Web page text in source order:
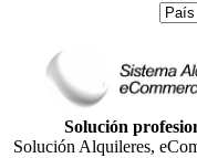
Solución
Solución Alquileres,